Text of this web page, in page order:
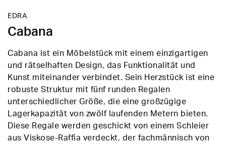
EDRA
Cabana
Cabana ist ein Möbelstück mit einem einzigartigen
und rätselhaften Design, das Funktionalität und
Kunst miteinander verbindet. Sein Herzstück ist eine
robuste Struktur mit fünf runden Regalen
unterschiedlicher Größe, die eine großzügige
Lagerkapazität von zwölf laufenden Metern bieten.
Diese Regale werden geschickt von einem Schleier
aus Viskose-Raffia verdeckt, der fachmännisch von